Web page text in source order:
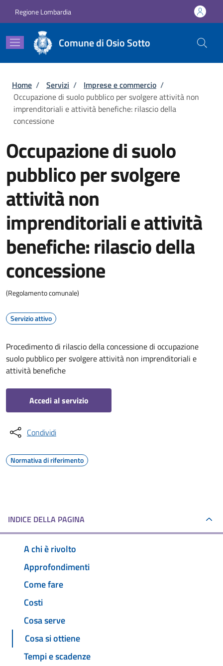
Regione Lombardia
Comune di Osio Sotto
Briciole di pane
Home / Servizi / Imprese e commercio /
Occupazione di suolo pubblico per svolgere attività non
imprenditoriali e attività benefiche: rilascio della
concessione
Occupazione di suolo
pubblico per svolgere
attività non
imprenditoriali e attività
benefiche: rilascio della
concessione
(Regolamento comunale)
Servizio attivo
Procedimento di rilascio della concessione di occupazione
suolo pubblico per svolgere attività non imprenditoriali e
attività benefiche
Accedi al servizio
Condividi
Normativa di riferimento
INDICE DELLA PAGINA
A chi è rivolto
Approfondimenti
Come fare
Costi
Cosa serve
Cosa si ottiene
Tempi e scadenze